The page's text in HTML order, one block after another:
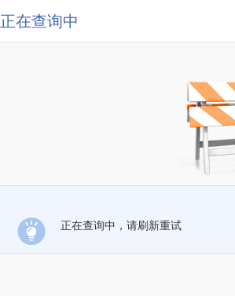
正在查询中
正在查询中，请刷新重试